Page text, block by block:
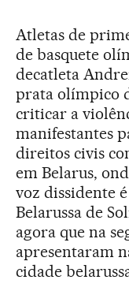
Atletas de
de basquete
decatleta
prata olímpico
criticar a
manifestantes
direitos civis
em Belarus,
voz dissidente
Belarussa de
agora que na
apresentaram
cidade